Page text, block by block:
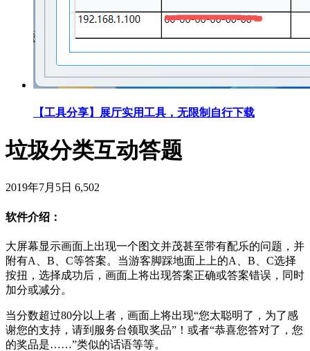
【工具分享】展厅实用工具，无限制自行下载
垃圾分类互动答题
2019年7月5日 6,502
软件介绍：
大屏幕显示画面上出现一个图文并茂甚至带有配乐的问题，并
附有A、B、C等答案。当游客脚踩地面上上的A、B、C选择
按扭，选择成功后，画面上将出现答案正确或答案错误，同时
加分或减分。
当分数超过80分以上者，画面上将出现“您太聪明了，为了感
谢您的支持，请到服务台领取奖品”！或者“恭喜您答对了，您
的奖品是……”类似的话语等等。